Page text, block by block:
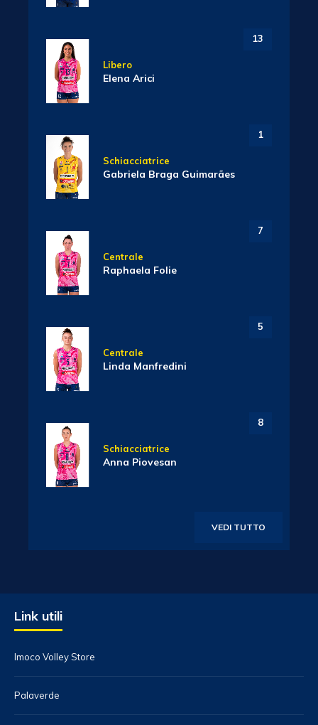
13
Libero
Elena Arici
1
Schiacciatrice
Gabriela Braga Guimarães
7
Centrale
Raphaela Folie
5
Centrale
Linda Manfredini
8
Schiacciatrice
Anna Piovesan
VEDI TUTTO
Link utili
Imoco Volley Store
Palaverde